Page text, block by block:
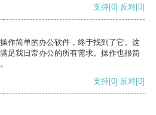
支持[0] 反对[0]
作简单的办公软件，终于找到了它。这
足我日常办公的所有需求。操作也很简
支持[0] 反对[0]